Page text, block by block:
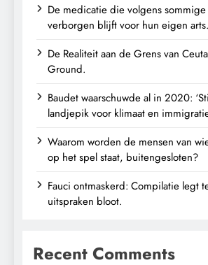
De medicatie die volgens
verborgen blijft voor hun eigen arts.
De Realiteit aan de Grens van
Ground.
Baudet waarschuwde al in 2020:
landjepik voor klimaat en
Waarom worden de mensen van
op het spel staat, buitengesloten?
Fauci ontmaskerd: Compilatie legt
uitspraken bloot.
Recent Comments